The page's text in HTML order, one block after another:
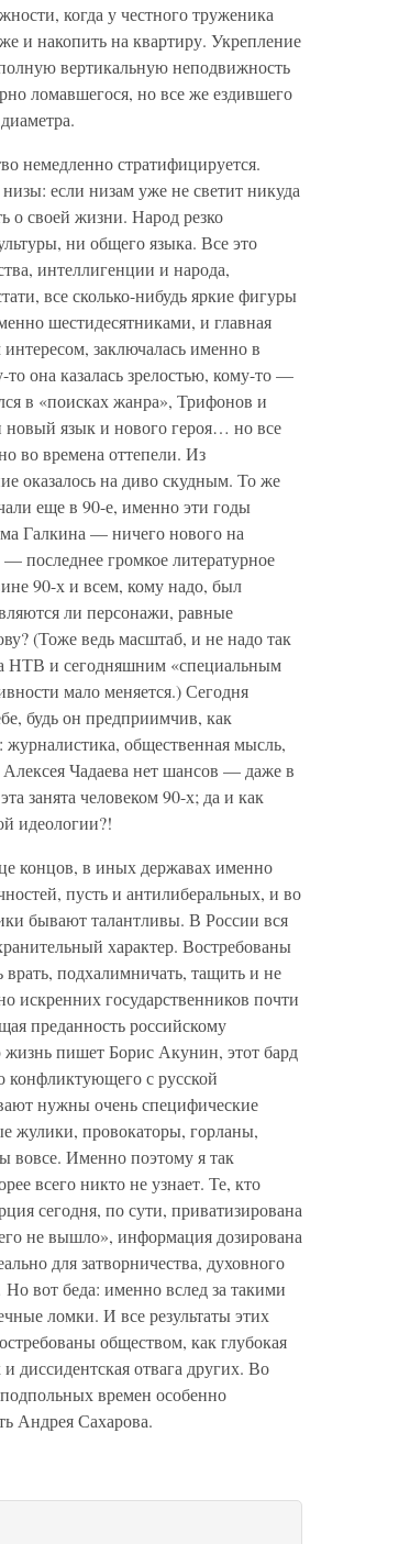
когда у честного труженика
и накопить на квартиру. Укрепление
вертикальную неподвижность
ломавшегося, но все же ездившего
немедленно стратифицируется.
если низам уже не светит никуда
о своей жизни. Народ резко
ни общего языка. Все это
интеллигенции и народа,
все сколько-нибудь яркие фигуры
шестидесятниками, и главная
заключалась именно в
она казалась зрелостью, кому-то —
в «поисках жанра», Трифонов и
язык и нового героя… но все
во времена оттепели. Из
оказалось на диво скудным. То же
еще в 90-е, именно эти годы
Галкина — ничего нового на
последнее громкое литературное
90-х и всем, кому надо, был
ли персонажи, равные
(Тоже ведь масштаб, и не надо так
НТВ и сегодняшним «специальным
мало меняется.) Сегодня
будь он предприимчив, как
общественная мысль,
Чадаева нет шансов — даже в
занята человеком 90-х; да и как
идеологии?!
концов, в иных державах именно
пусть и антилиберальных, и во
бывают талантливы. В России вся
характер. Востребованы
подхалимничать, тащить и не
искренних государственников почти
преданность российскому
пишет Борис Акунин, этот бард
конфликтующего с русской
нужны очень специфические
жулики, провокаторы, горланы,
вовсе. Именно поэтому я так
всего никто не узнает. Те, кто
сегодня, по сути, приватизирована
не вышло», информация дозирована
для затворничества, духовного
вот беда: именно вслед за такими
ломки. И все результаты этих
обществом, как глубокая
диссидентская отвага других. Во
времен особенно
Андрея Сахарова.